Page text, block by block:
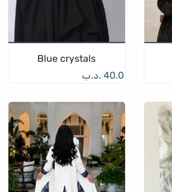
Blue crystals
40.0 .د.ب